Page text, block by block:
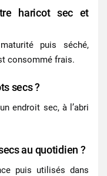
haricot sec et
puis séché,
consommé frais.
secs ?
endroit sec, à l’abri
au quotidien ?
puis utilisés dans